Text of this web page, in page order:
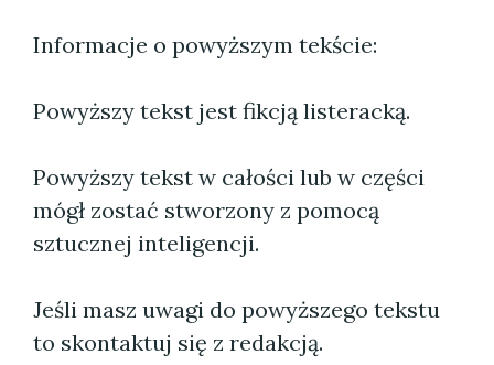
Informacje o powyższym tekście:
Powyższy tekst jest fikcją listeracką.
Powyższy tekst w całości lub w części
mógł zostać stworzony z pomocą
sztucznej inteligencji.
Jeśli masz uwagi do powyższego tekstu
to skontaktuj się z redakcją.